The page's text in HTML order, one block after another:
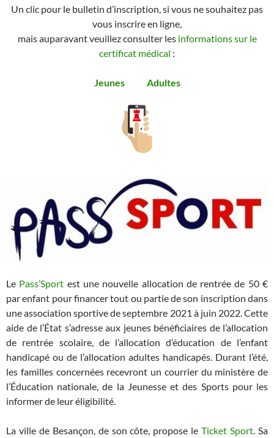
Un clic pour le bulletin d’inscription, si vous ne souhaitez pas
vous inscrire en ligne,
mais auparavant veuillez consulter les informations sur le
certificat médical :
Jeunes Adultes
Le Pass’Sport est une nouvelle allocation de rentrée de 50 €
par enfant pour financer tout ou partie de son inscription dans
une association sportive de septembre 2021 à juin 2022. Cette
aide de l’État s’adresse aux jeunes bénéficiaires de l’allocation
de rentrée scolaire, de l’allocation d’éducation de l’enfant
handicapé ou de l’allocation adultes handicapés. Durant l’été,
les familles concernées recevront un courrier du ministère de
l’Éducation nationale, de la Jeunesse et des Sports pour les
informer de leur éligibilité.
La ville de Besançon, de son côte, propose leTicket Sport. Sa